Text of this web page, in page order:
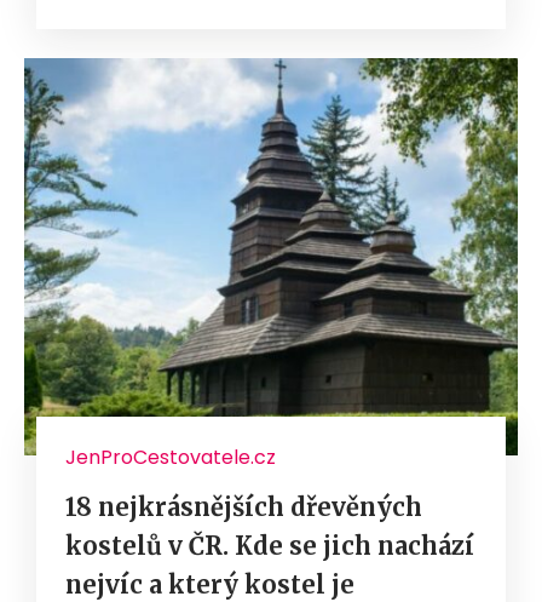
JenProCestovatele.cz
18 nejkrásnějších dřevěných
kostelů v ČR. Kde se jich nachází
nejvíc a který kostel je